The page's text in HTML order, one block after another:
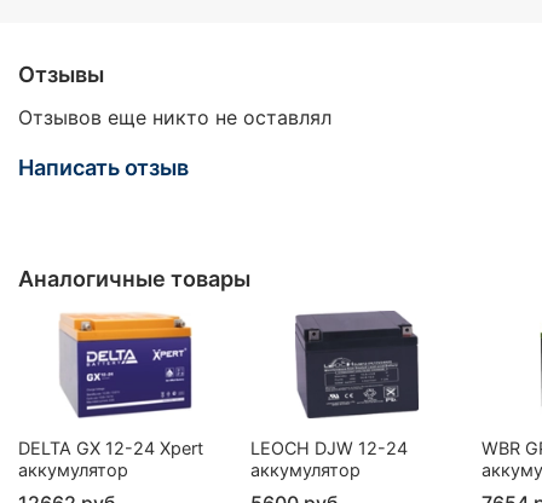
Отзывы
Отзывов еще никто не оставлял
Написать отзыв
Аналогичные товары
DELTA GX 12-24 Xpert
аккумулятор
LEOCH DJW 12-24
аккумулятор
WBR